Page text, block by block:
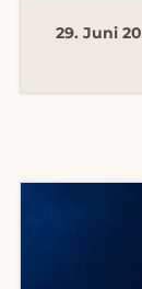
29. Juni